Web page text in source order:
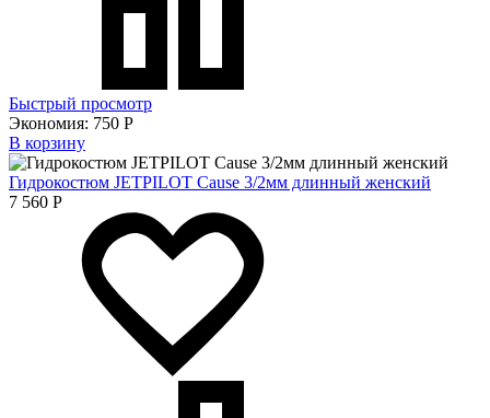
Быстрый просмотр
Экономия: 750 Р
В корзину
Гидрокостюм JETPILOT Cause 3/2мм длинный женский
7 560 Р